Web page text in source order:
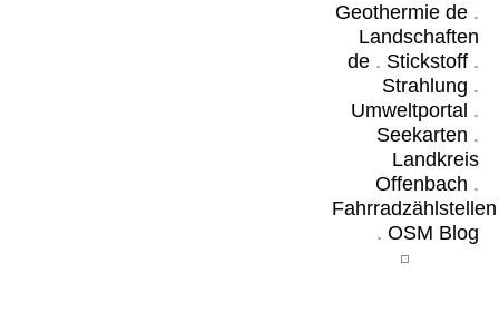
Geothermie de.
Landschaften
de. Stickstoff.
Strahlung .
Umweltportal .
Seekarten .
Landkreis
Offenbach .
Fahrradzählstellen
. OSM Blog